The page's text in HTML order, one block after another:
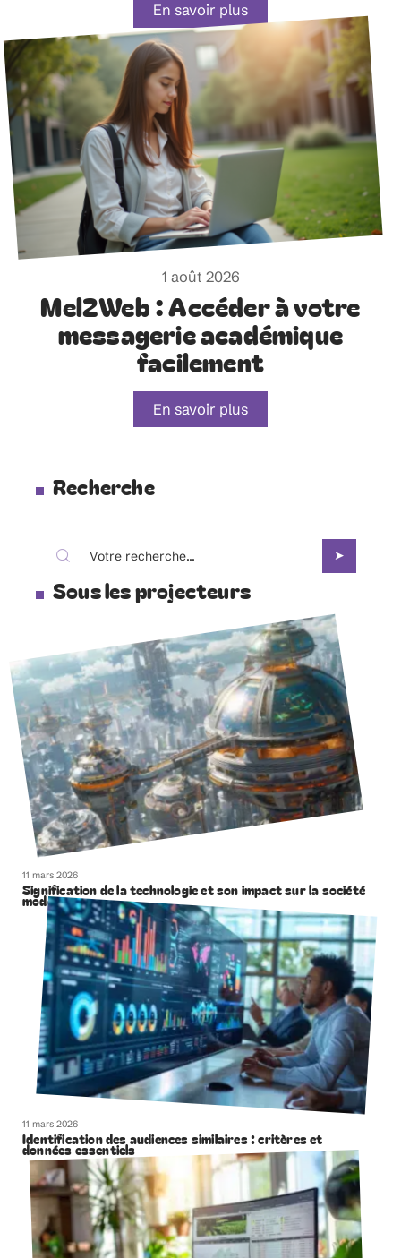
En savoir plus
1 août 2026
Mel2Web : Accéder à votre
messagerie académique
facilement
En savoir plus
Recherche
Sous les projecteurs
11 mars 2026
Signification de la technologie et son impact sur la société
moderne
11 mars 2026
Identification des audiences similaires : critères et
données essentiels